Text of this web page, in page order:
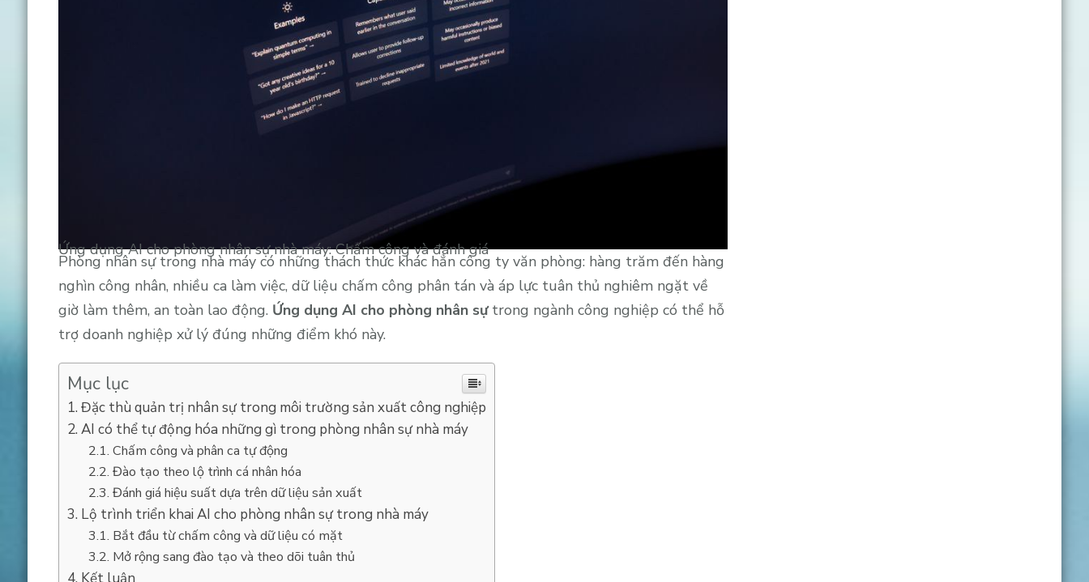
Ứng dụng AI cho phòng nhân sự nhà máy: Chấm công và đánh giá
Phòng nhân sự trong nhà máy có những thách thức khác hẳn công ty văn phòng: hàng trăm đến hàng
nghìn công nhân, nhiều ca làm việc, dữ liệu chấm công phân tán và áp lực tuân thủ nghiêm ngặt về
giờ làm thêm, an toàn lao động. Ứng dụng AI cho phòng nhân sựtrong ngành công nghiệp có thể hỗ
trợ doanh nghiệp xử lý đúng những điểm khó này.
Mục lục
Đặc thù quản trị nhân sự trong môi trường sản xuất công nghiệp
AI có thể tự động hóa những gì trong phòng nhân sự nhà máy
Chấm công và phân ca tự động
Đào tạo theo lộ trình cá nhân hóa
Đánh giá hiệu suất dựa trên dữ liệu sản xuất
Lộ trình triển khai AI cho phòng nhân sự trong nhà máy
Bắt đầu từ chấm công và dữ liệu có mặt
Mở rộng sang đào tạo và theo dõi tuân thủ